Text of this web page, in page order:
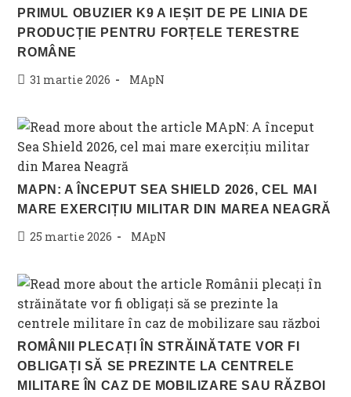
PRIMUL OBUZIER K9 A IEȘIT DE PE LINIA DE
PRODUCȚIE PENTRU FORȚELE TERESTRE
ROMÂNE
Post31 martie 2026
Post
MApN
MAPN: A ÎNCEPUT SEA SHIELD 2026, CEL MAI
MARE EXERCIȚIU MILITAR DIN MAREA NEAGRĂ
Post25 martie 2026
Post
MApN
ROMÂNII PLECAȚI ÎN STRĂINĂTATE VOR FI
OBLIGAȚI SĂ SE PREZINTE LA CENTRELE
MILITARE ÎN CAZ DE MOBILIZARE SAU RĂZBOI